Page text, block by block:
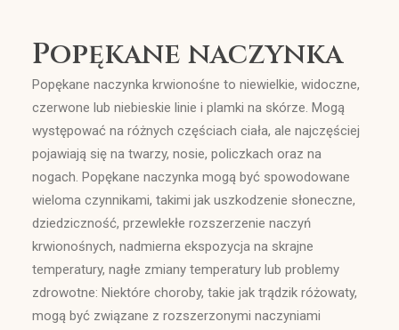
Popękane naczynka
Popękane naczynka krwionośne to niewielkie, widoczne,
czerwone lub niebieskie linie i plamki na skórze. Mogą
występować na różnych częściach ciała, ale najczęściej
pojawiają się na twarzy, nosie, policzkach oraz na
nogach. Popękane naczynka mogą być spowodowane
wieloma czynnikami, takimi jak uszkodzenie słoneczne,
dziedziczność, przewlekłe rozszerzenie naczyń
krwionośnych, nadmierna ekspozycja na skrajne
temperatury, nagłe zmiany temperatury lub problemy
zdrowotne: Niektóre choroby, takie jak trądzik różowaty,
mogą być związane z rozszerzonymi naczyniami